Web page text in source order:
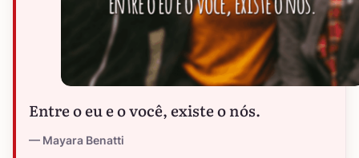
Entre o eu e o você, existe o nós.
Mayara Benatti